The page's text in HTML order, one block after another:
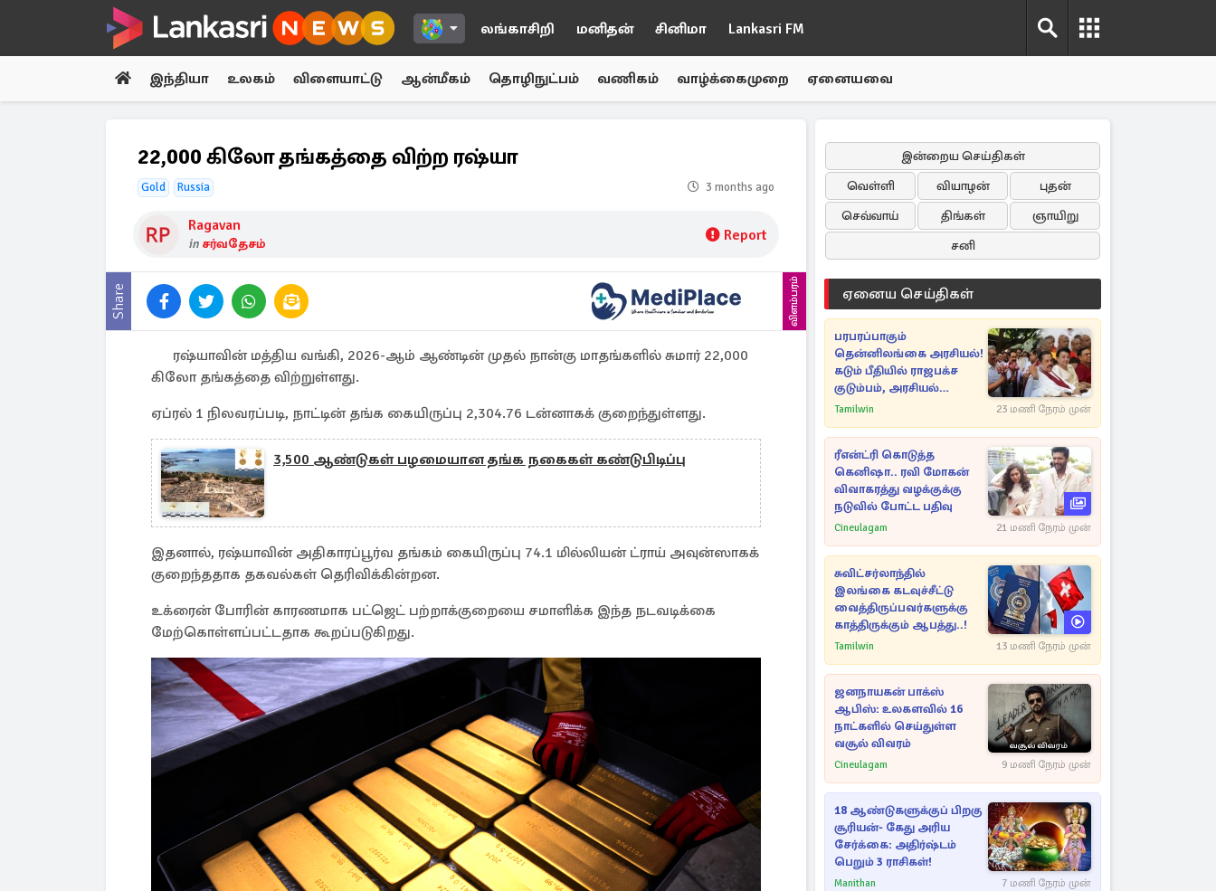
லங்காசிறி மனிதன் சினிமா Lankasri FM
இந்தியா உலகம் விளையாட்டு ஆன்மீகம் தொழிநுட்பம் வணிகம் வாழ்க்கைமுறை ஏனையவை
22,000 கிலோ தங்கத்தை விற்ற ரஷ்யா
Gold Russia 3 months ago
Ragavan
in சர்வதேசம் Report
Share விளம்பரம்
ரஷ்யாவின் மத்திய வங்கி, 2026-ஆம் ஆண்டின் முதல் நான்கு மாதங்களில் சுமார் 22,000
கிலோ தங்கத்தை விற்றுள்ளது.
ஏப்ரல் 1 நிலவரப்படி, நாட்டின் தங்க கையிருப்பு 2,304.76 டன்னாகக் குறைந்துள்ளது.
3,500 ஆண்டுகள் பழமையான தங்க நகைகள் கண்டுபிடிப்பு
இதனால், ரஷ்யாவின் அதிகாரப்பூர்வ தங்கம் கையிருப்பு 74.1 மில்லியன் ட்ராய் அவுன்ஸாகக்
குறைந்ததாக தகவல்கள் தெரிவிக்கின்றன.
உக்ரைன் போரின் காரணமாக பட்ஜெட் பற்றாக்குறையை சமாளிக்க இந்த நடவடிக்கை
மேற்கொள்ளப்பட்டதாக கூறப்படுகிறது.
இன்றைய செய்திகள்
வெள்ளி
வியாழன்
புதன்
செவ்வாய்
திங்கள்
ஞாயிறு
சனி
ஏனைய செய்திகள்
பரபரப்பாகும்
தென்னிலங்கை அரசியல்!
கடும் பீதியில் ராஜபக்ச
குடும்பம், அரசியல்
நட்புகள்
Tamilwin 23 மணி நேரம் முன்
ரீஎன்ட்ரி கொடுத்த
கெனிஷா.. ரவி மோகன்
விவாகரத்து வழக்குக்கு
நடுவில் போட்ட பதிவு
Cineulagam 21 மணி நேரம் முன்
சுவிட்சர்லாந்தில்
இலங்கை கடவுச்சீட்டு
வைத்திருப்பவர்களுக்கு
காத்திருக்கும் ஆபத்து..!
Tamilwin 13 மணி நேரம் முன்
ஜனநாயகன் பாக்ஸ்
ஆபிஸ்: உலகளவில் 16
நாட்களில் செய்துள்ள
வசூல் விவரம்
Cineulagam 9 மணி நேரம் முன்
18 ஆண்டுகளுக்குப் பிறகு
சூரியன்- கேது அரிய
சேர்க்கை: அதிர்ஷ்டம்
பெறும் 3 ராசிகள்!
Manithan 7 மணி நேரம் முன்